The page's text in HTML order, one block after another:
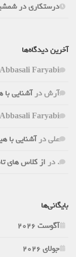
درستکاری در
آخرین دیدگاه‌ها
Abbasali Faryabi
آرشدرآشنایی با
Abbasali Faryabi
علیدرآشنایی با
.دراز کلاس های
بایگانی‌ها
آگوست 2026
جولای 2026